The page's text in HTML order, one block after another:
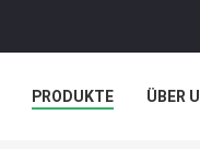
PRODUKTE ÜBER